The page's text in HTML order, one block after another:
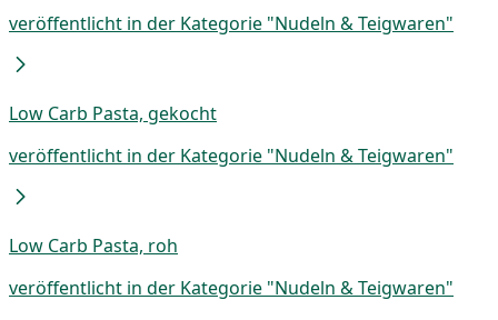
veröffentlicht in der Kategorie "Nudeln & Teigwaren"
Low Carb Pasta, gekocht
veröffentlicht in der Kategorie "Nudeln & Teigwaren"
Low Carb Pasta, roh
veröffentlicht in der Kategorie "Nudeln & Teigwaren"